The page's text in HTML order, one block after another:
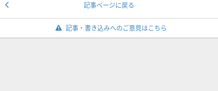
記事ページに戻る
記事・書き込みへのご意見はこちら